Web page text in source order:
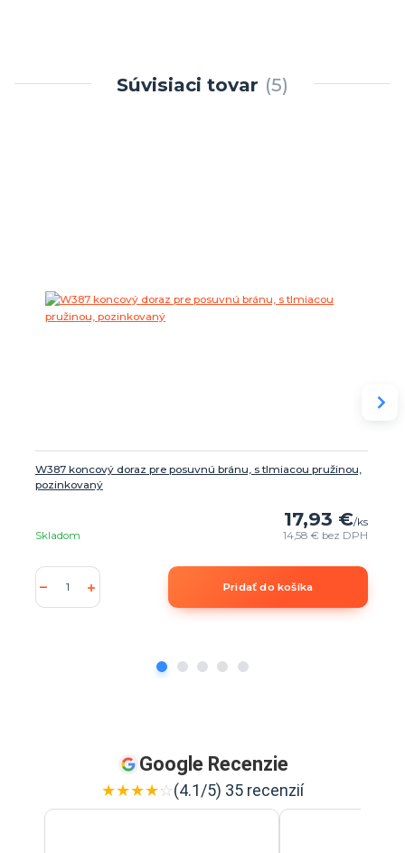
Súvisiaci tovar 5
W387 koncový doraz pre posuvnú bránu, s tlmiacou pružinou,
pozinkovaný
17,93 €/ks
14,58 € bez DPH
Skladom
Pridať do košíka
Google Recenzie
★★★★☆(4.1/5) 35 recenzií